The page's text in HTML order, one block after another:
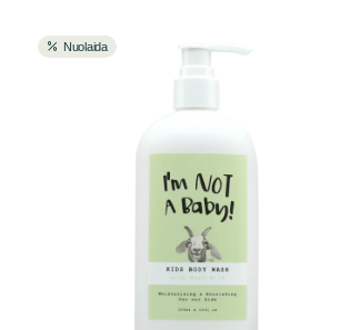
Nuolaida